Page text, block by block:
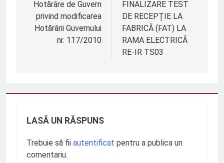
în
articole
Hotărâre de Guvern
privind modificarea
Hotărârii Guvernului
nr. 117/2010
FINALIZARE TEST
DE RECEPȚIE LA
FABRICĂ (FAT) LA
RAMA ELECTRICĂ
RE-IR TS03
LASĂ UN RĂSPUNS
Trebuie să fii autentificat pentru a publica un
comentariu.